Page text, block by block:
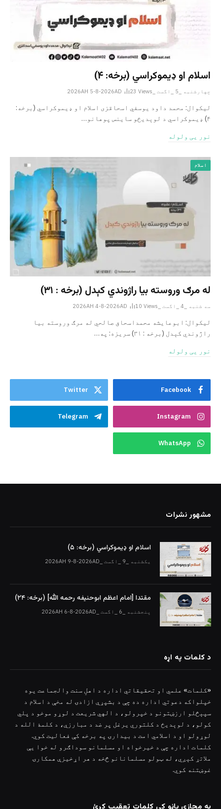
اسلام او ډیموکراسي (برخه: ۴)
چهارشنبه _5 _اگست _2026AH 5-8-2026AD 23 Views
لیکوال: محمد داود یوسفي اسحاقزی اسلام او ډیموکراسي (برخه:
۴) ډیموکراسي د لوېدیځو ساینس پوهانو…
نور یی ولوله
اسلام
له مرګ وروسته بیا راژوندي کېدل (برخه : ۳۱)
سه شنبه _4 _اگست _2026AH 4-8-2026AD 10 Views
لیکوال: ابوعایشه محمداسحاق صالحي له مرګ وروسته بیا
راژوندي کېدل (برخه : ۳۱) سریزه: په…
نور یی ولوله
Facebook
Twitter
Instagram
Telegram
WhatsApp
مشهور نشرات
اسلام او ډیموکراسي (برخه: ۵)
یکشنبه _9 _اگست _2026AH 9-8-2026AD
مقتدا [امام اعظم ابوحنیفه رحمه الله‎] (برخه: ۲۴)
پنجشنبه _6 _اگست _2026AH 6-8-2026AD
د کلمات په اړه
«کلمات» علمي او تحقیقاتي اداره د اهلِ سنت والجماعت یوه
خپلواکه دعوتي اداره ده چې د بشپړې ازادۍ له مخې د اسلام د
سپېڅلو ارزښتونو د خپرولو، د الهي شریعت د لوړو موخو د پلي
کولو، د لوېدیځ د کلتوري یرغل پر ضد د مبارزې، د کلمۀ الله د
لوړولو او د اسلامي امت د بیدارۍ په برخه کې فعالیت کوي.
کلمات اداره چې د خیرخواه او مسلمانو سوداګرو له خوا یې
ملاتړ کېږي، له ټولو مسلمانانو څخه د هر اړخیزې همکارۍ
غوښتنه کوي.